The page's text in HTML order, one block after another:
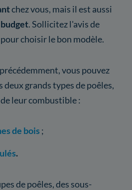
chez vous, mais il est aussi
budget. Sollicitez l'avis de
choisir le bon modèle.
vous pouvez
grands types de poêles,
leur combustible :
de bois ;
.
de poêles, des sous-